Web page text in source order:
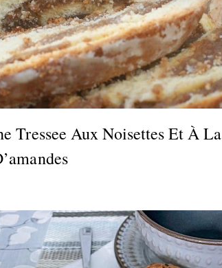
Tressee Aux Noisettes Et À La